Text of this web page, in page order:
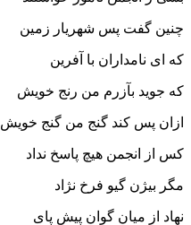
چنین گفت پس شهریار زمین
که اى نامداران با آفرین‏
که جوید بآزرم من رنج خویش
ازان پس کند گنج من گنج خویش‏
کس از انجمن هیچ پاسخ نداد
مگر بیژن گیو فرخ نژاد
نهاد از میان گوان پیش پاى